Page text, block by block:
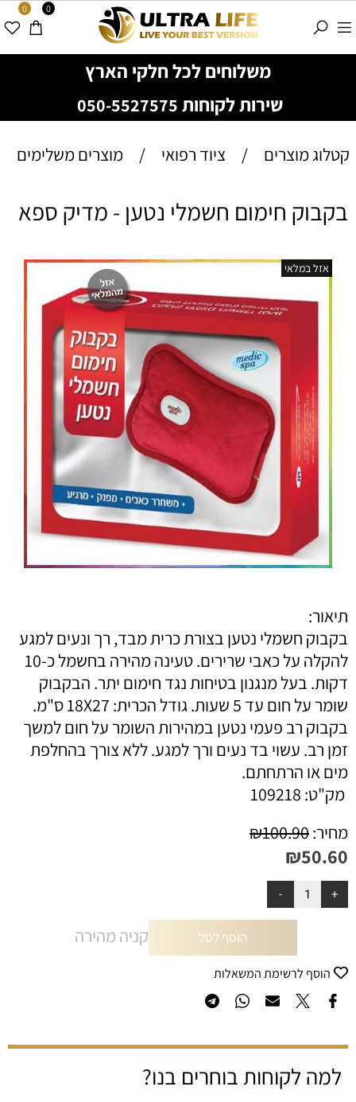
משלוחים לכל חלקי הארץ
שירות לקוחות 050-5527575
0 0
קטלוג מוצרים / ציוד רפואי / מוצרים משלימים
בקבוק חימום חשמלי נטען - מדיק ספא
אזל במלאי
תיאור:
בקבוק חשמלי נטען בצורת כרית מבד, רך ונעים למגע
להקלה על כאבי שרירים. טעינה מהירה בחשמל כ-10
דקות. בעל מנגנון בטיחות נגד חימום יתר. הבקבוק
שומר על חום עד 5 שעות. גודל הכרית: 18X27 ס"מ.
בקבוק רב פעמי נטען במהירות השומר על חום למשך
זמן רב. עשוי בד נעים ורך למגע. ללא צורך בהחלפת
מים או הרתחתם.
מק"ט: 109218
מחיר:
₪100.90
₪50.60
הוסף לסל קניה מהירה
הוסף לרשימת המשאלות
למה לקוחות בוחרים בנו?